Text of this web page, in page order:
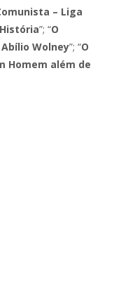
– Liga
”; “O
Wolney”; “O
Homem além de